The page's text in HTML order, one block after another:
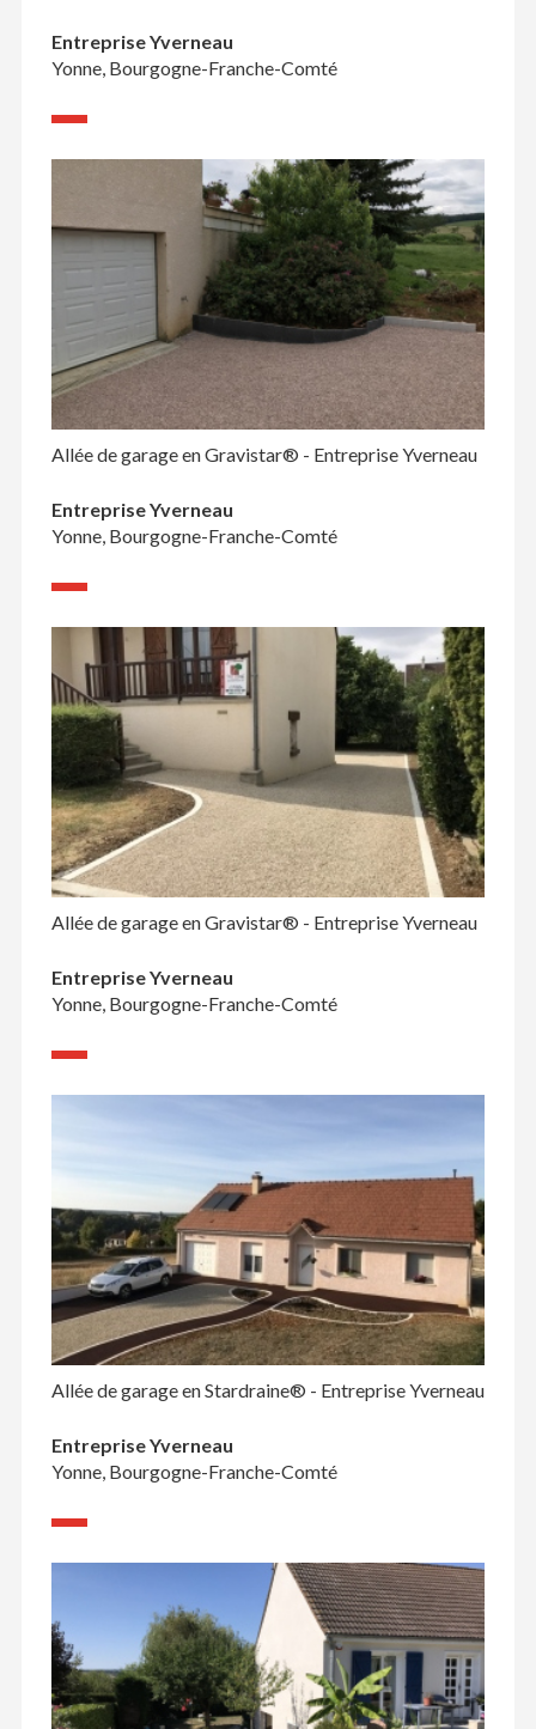
Entreprise Yverneau
Yonne, Bourgogne-Franche-Comté
Allée de garage en Gravistar® - Entreprise Yverneau
Entreprise Yverneau
Yonne, Bourgogne-Franche-Comté
Allée de garage en Gravistar® - Entreprise Yverneau
Entreprise Yverneau
Yonne, Bourgogne-Franche-Comté
Allée de garage en Stardraine® - Entreprise Yverneau
Entreprise Yverneau
Yonne, Bourgogne-Franche-Comté